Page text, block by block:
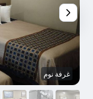
غرفة نوم